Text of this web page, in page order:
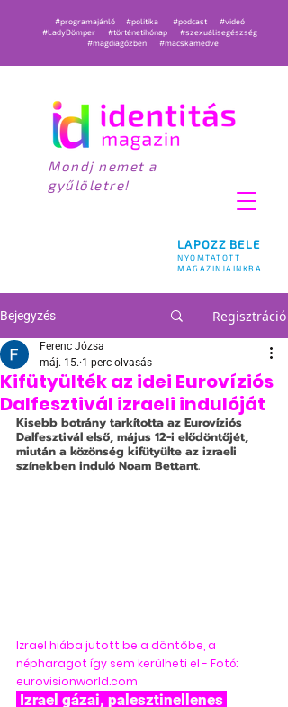
LAPOZZ BELE
NYOMTATOTT
MAGAZINJAINKBA
#programajánló #politika #podcast
#videó
#LadyDömper
#történetihónap
#szexuálisegészség
#magdiagőzben
#macskamedve
Mondj nemet a
gyűlöletre!
Bejegyzés Regisztráció
Kifütyülték az idei Eurovíziós
Dalfesztivál izraeli indulóját
Ferenc Józsa
máj. 15. 1 perc olvasás
Kisebb botrány tarkította az Eurovíziós
Dalfesztivál első, május 12-i elődöntőjét,
miután a közönség kifütyülte az izraeli
színekben induló Noam Bettant.
Izrael hiába jutott be a döntőbe, a
népharagot így sem kerülheti el - Fotó:
eurovisionworld.com